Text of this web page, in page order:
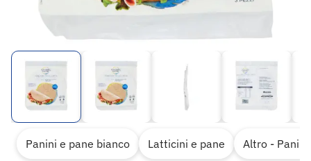
Panini e pane bianco Latticini e pane Altro -